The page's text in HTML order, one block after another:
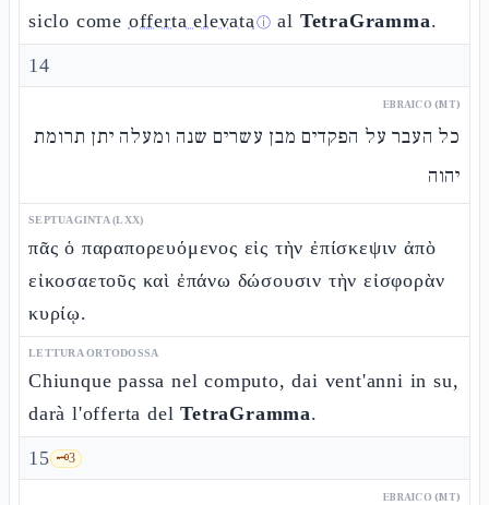
siclo come offerta elevataⓘ al TetraGramma.
14
EBRAICO (MT)
כל העבר על הפקדים מבן עשרים שנה ומעלה יתן תרומת
יהוה
SEPTUAGINTA (LXX)
πᾶς ὁ παραπορευόμενος εἰς τὴν ἐπίσκεψιν ἀπὸ
εἰκοσαετοῦς καὶ ἐπάνω δώσουσιν τὴν εἰσφορὰν
κυρίῳ.
LETTURA ORTODOSSA
Chiunque passa nel computo, dai vent'anni in su,
darà l'offerta delTetraGramma.
15 🗝️3
EBRAICO (MT)